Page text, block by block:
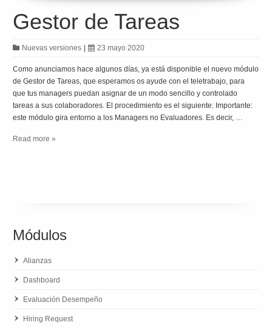
Gestor de Tareas
Nuevas versiones | 23 mayo 2020
Como anunciamos hace algunos días, ya está disponible el nuevo módulo
de Gestor de Tareas, que esperamos os ayude con el teletrabajo, para
que tus managers puedan asignar de un modo sencillo y controlado
tareas a sus colaboradores. El procedimiento es el siguiente: Importante:
este módulo gira entorno a los Managers no Evaluadores. Es decir, …
Read more »
Módulos
Alianzas
Dashboard
Evaluación Desempeño
Hiring Request